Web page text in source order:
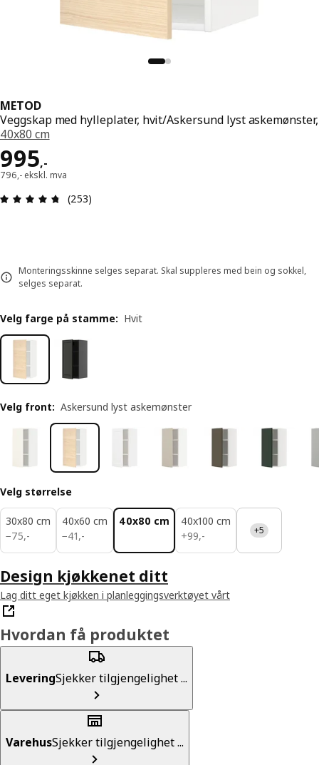
METOD
Veggskap med hylleplater, hvit/Askersund lyst askemønster,
40x80 cm
995,-
Pris 995,-
796,- ekskl. mva
Produktomtale: 4.7 ingen kundevurdering 5
(253)
Monteringsskinne selges separat. Skal suppleres med bein og sokkel,
selges separat.
Velg farge på stamme: Hvit
Velg front: Askersund lyst askemønster
Velg størrelse
30x80 cm
−75,-
75,-
40x60 cm
−41,-
41,-
40x80 cm
40x100 cm
+99,-
99,- +5
Design kjøkkenet ditt
Lag ditt eget kjøkken i planleggingsverktøyet vårt
Hvordan få produktet
LeveringSjekker tilgjengelighet ...
VarehusSjekker tilgjengelighet ...